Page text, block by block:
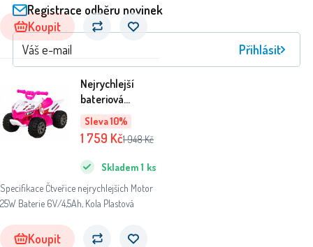
Koupit
Sleva 10%
Nejrychlejší
bateriová
čtyřkolka pro
děti Růžová +
25W motor
Specifikace Čtveřice nejrychlejších Motor
25W Baterie 6V/4,5Ah, Kola Plastová
Skladem 1 ks
1 759 Kč1 948Kč
Koupit
Registrace odběru novinek
Přihlásit